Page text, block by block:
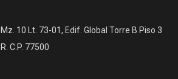
10 Lt. 73-01, Edif. Global Torre B Piso 3
C.P. 77500